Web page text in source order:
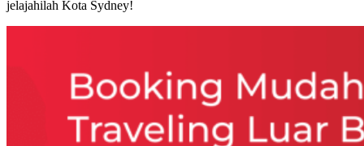
jelajahilah Kota Sydney!